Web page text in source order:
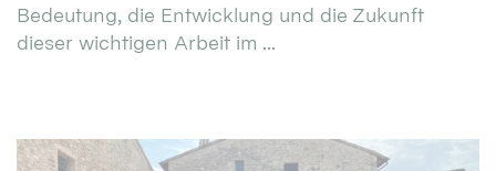
Bedeutung, die Entwicklung und die Zukunft
dieser wichtigen Arbeit im ...